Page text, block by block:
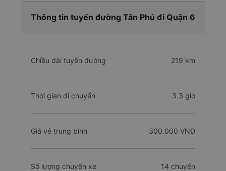
Thông tin tuyến đường Tân Phú đi Quận 6
Chiều dài tuyến đường 219 km
Thời gian di chuyển 3.3 giờ
Giá vé trung bình 300.000 VNĐ
Số lượng chuyến xe 14 chuyến